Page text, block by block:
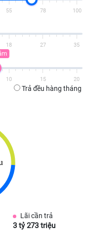
55 78 100
18 27 35
10 15 20
Trả đều hàng tháng
Lãi cần trả
3 tỷ 273 triệu